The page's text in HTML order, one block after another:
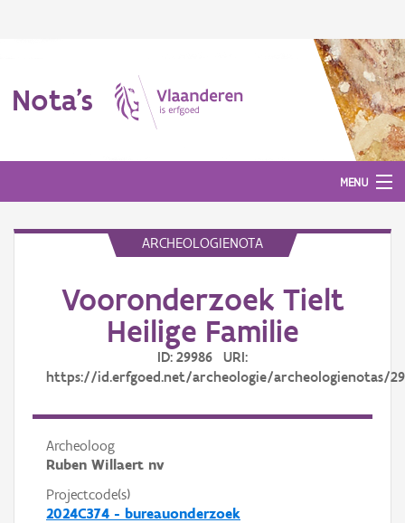
Nota's
MENU
Aanmelden
ARCHEOLOGIENOTA
Vooronderzoek Tielt
Heilige Familie
ID: 29986 URI:
https://id.erfgoed.net/archeologie/archeologienotas/
Archeoloog
Ruben Willaert nv
Projectcode(s)
2024C374 - bureauonderzoek